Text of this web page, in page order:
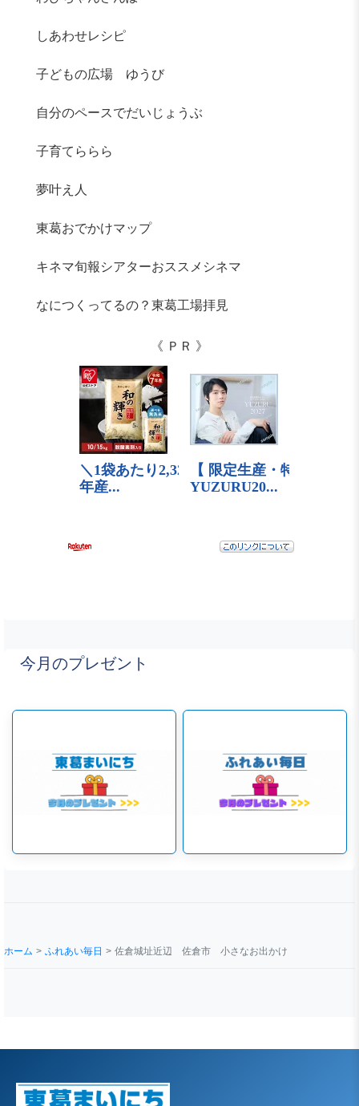
しあわせレシピ
子どもの広場 ゆうび
自分のペースでだいじょうぶ
子育てららら
夢叶え人
東葛おでかけマップ
キネマ旬報シアターおススメシネマ
なにつくってるの？東葛工場拝見
《 ＰＲ 》
今月のプレゼント
ホーム ふれあい毎日 佐倉城址近辺 佐倉市 小さなお出かけ